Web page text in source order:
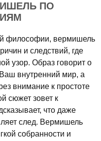
ПО
философии, вермишель
и следствий, где
узор. Образ говорит о
внутренний мир, а
внимание к простоте
сюжет зовет к
что даже
след. Вермишель
собранности и